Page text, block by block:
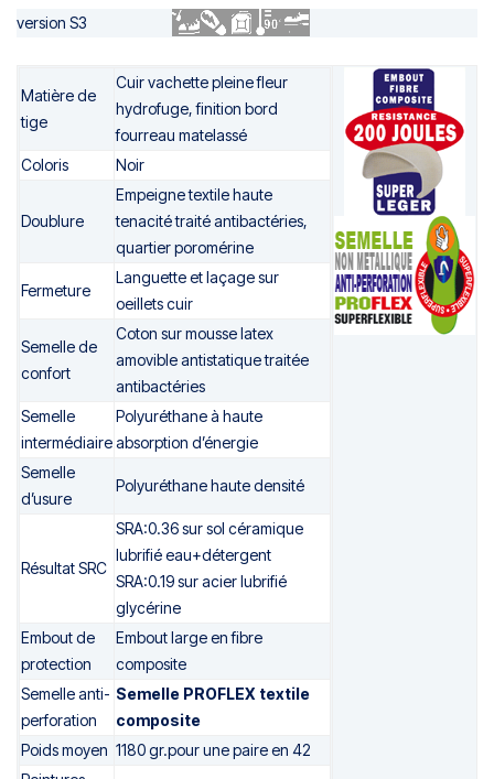
version S3
Matière de
tige
Cuir vachette pleine fleur
hydrofuge, finition bord
fourreau matelassé
Coloris
Noir
Doublure
Empeigne textile haute
tenacité traité antibactéries,
quartier poromérine
Fermeture
Languette et laçage sur
oeillets cuir
Semelle de
confort
Coton sur mousse latex
amovible antistatique traitée
antibactéries
Semelle
intermédiaire
Polyuréthane à haute
absorption d’énergie
Semelle
d’usure
Polyuréthane haute densité
Résultat SRC
SRA:0.36 sur sol céramique
lubrifié eau+détergent
SRA:0.19 sur acier lubrifié
glycérine
Embout de
protection
Embout large en fibre
composite
Semelle anti-
perforation
Semelle PROFLEX textile
composite
Poids moyen 1180 gr.pour une paire en 42